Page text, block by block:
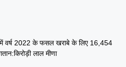
में वर्ष 2022 के फसल खराबे के लिए 16,454
लाल मीणा